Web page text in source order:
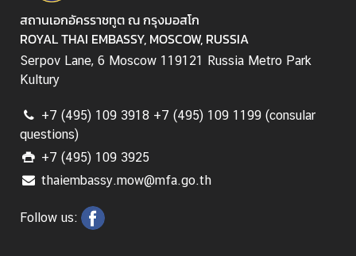
y
C
o
n
u
l
a
t
s
สถานเอกอัครราชทูต ณ กรุงมอสโก
ROYAL THAI EMBASSY, MOSCOW, RUSSIA
Serpov Lane, 6 Moscow 119121 Russia Metro Park
Kultury
+7 (495) 109 3918 +7 (495) 109 1199 (consular
questions)
+7 (495) 109 3925
thaiembassy.mow@mfa.go.th
Follow us: